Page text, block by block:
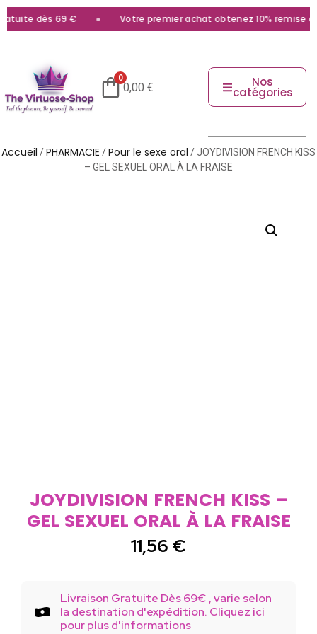
dès 69 € Votre premier achat obtenez 10% remise
0
0,00 € Nos
catégories
Accueil /PHARMACIE /Pour le sexe oral / JOYDIVISION FRENCH KISS
– GEL SEXUEL ORAL À LA FRAISE
JOYDIVISION FRENCH KISS –
GEL SEXUEL ORAL À LA FRAISE
11,56 €
Livraison Gratuite Dès 69€ , varie selon
la destination d'expédition. Cliquez ici
pour plus d'informations